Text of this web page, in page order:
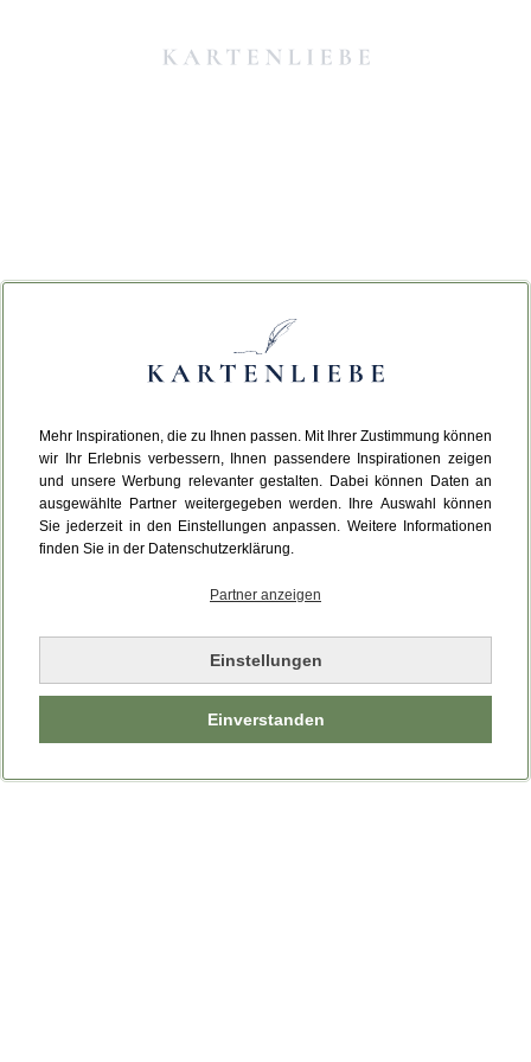
Mehr Inspirationen, die zu Ihnen passen. Mit Ihrer Zustimmung können
wir Ihr Erlebnis verbessern, Ihnen passendere Inspirationen zeigen
und unsere Werbung relevanter gestalten. Dabei können Daten an
ausgewählte Partner weitergegeben werden. Ihre Auswahl können
Sie jederzeit in den Einstellungen anpassen. Weitere Informationen
finden Sie in der Datenschutzerklärung.
Partner anzeigen
Einstellungen
Einverstanden
Da ist etwas schiefgelaufen.
Leider ist ein technischer Fehler aufgetreten.
Bitte laden Sie die Seite neu.